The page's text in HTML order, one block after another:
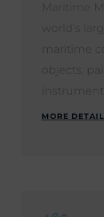
Maritime
world’s
maritime
objects,
MORE